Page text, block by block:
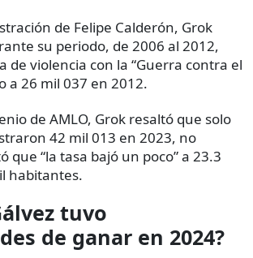
de Felipe Calderón, Grok
su periodo, de 2006 al 2012,
de violencia con la “Guerra contra el
a 26 mil 037 en 2012.
de AMLO, Grok resaltó que solo
42 mil 013 en 2023, no
que “la tasa bajó un poco” a 23.3
habitantes.
tuvo
de ganar en 2024?